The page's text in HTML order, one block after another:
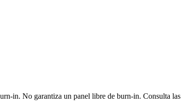
in. No garantiza un panel libre de burn-in. Consulta las